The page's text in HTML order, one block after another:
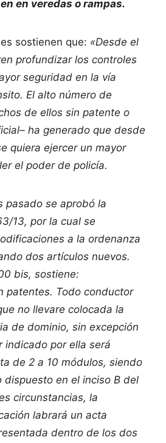
en veredas o rampas.
sostienen que: «Desde el
profundizar los controles
seguridad en la vía
El alto número de
de ellos sin patente o
ha generado que desde
quiera ejercer un mayor
el poder de policía.
pasado se aprobó la
13, por la cual se
a la ordenanza
dos artículos nuevos.
bis, sostiene:
patentes. Todo conductor
no llevare colocada la
de dominio, sin excepción
indicado por ella será
de 2 a 10 módulos, siendo
dispuesto en el inciso B del
circunstancias, la
labrará un acta
dentro de los dos